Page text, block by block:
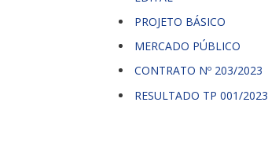
PROJETO BÁSICO
MERCADO PÚBLICO
CONTRATO Nº 203/2023
RESULTADO TP 001/2023